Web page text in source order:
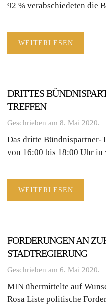
92 % verabschiedeten die
WEITERLESEN
DRITTES
TREFFEN
Geschrieben am 8. Mai 2020.
Das dritte Bündnispartner-
von 16:00 bis 18:00 Uhr in
WEITERLESEN
FORDERUNGEN AN
STADTREGIERUNG
Geschrieben am 6. Mai 2020.
MIN übermittelte auf
Rosa Liste politische